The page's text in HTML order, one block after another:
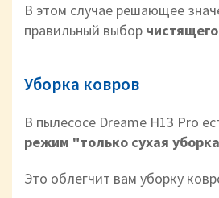
В этом случае решающее
правильный выбор
Уборка ковров
В пылесосе Dreame H13 Pro
режим "только сухая
Это облегчит вам уборку